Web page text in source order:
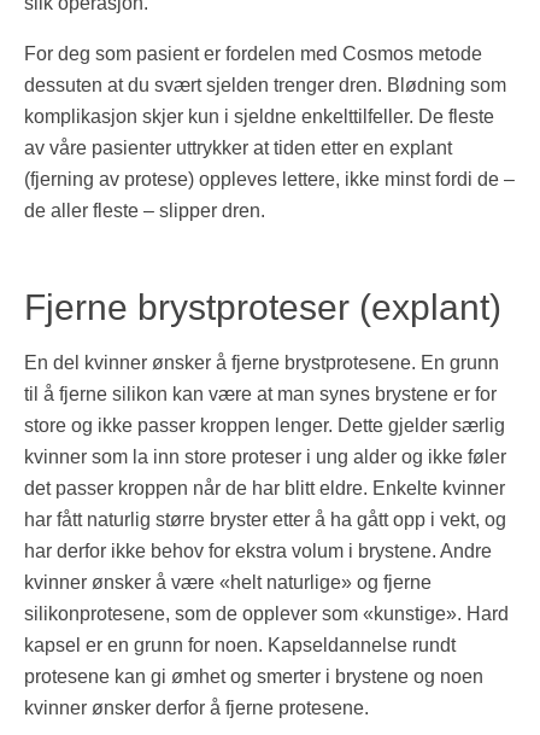
For deg som pasient er fordelen med Cosmos metode
dessuten at du svært sjelden trenger dren. Blødning som
komplikasjon skjer kun i sjeldne enkelttilfeller. De fleste
av våre pasienter uttrykker at tiden etter en explant
(fjerning av protese) oppleves lettere, ikke minst fordi de –
de aller fleste – slipper dren.
Fjerne brystproteser (explant)
En del kvinner ønsker å fjerne brystprotesene. En grunn
til å fjerne silikon kan være at man synes brystene er for
store og ikke passer kroppen lenger. Dette gjelder særlig
kvinner som la inn store proteser i ung alder og ikke føler
det passer kroppen når de har blitt eldre. Enkelte kvinner
har fått naturlig større bryster etter å ha gått opp i vekt, og
har derfor ikke behov for ekstra volum i brystene. Andre
kvinner ønsker å være «helt naturlige» og fjerne
silikonprotesene, som de opplever som «kunstige». Hard
kapsel er en grunn for noen. Kapseldannelse rundt
protesene kan gi ømhet og smerter i brystene og noen
kvinner ønsker derfor å fjerne protesene.